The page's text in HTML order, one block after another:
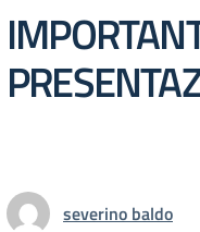
severino baldo